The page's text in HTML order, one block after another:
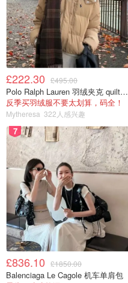
£222.30 £495.00
Polo Ralph Lauren 羽绒夹克 quilted款
反季买羽绒服不要太划算，码全！
Mytheresa 322人感兴趣
7
£836.10 £1850.00
Balenciaga Le Cagole 机车单肩包